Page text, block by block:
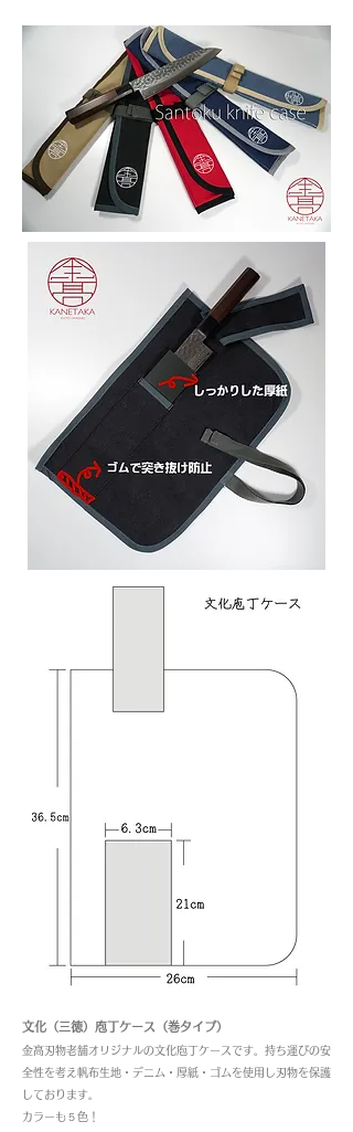
文化（三徳）庖丁ケース（巻タイプ）
金高刃物老舗オリジナルの文化庖丁ケース です。持ち運びの安
全性を考え帆布生地・デニム・厚紙・ゴムを使用し刃物を保護
しております。
カラーも５色！